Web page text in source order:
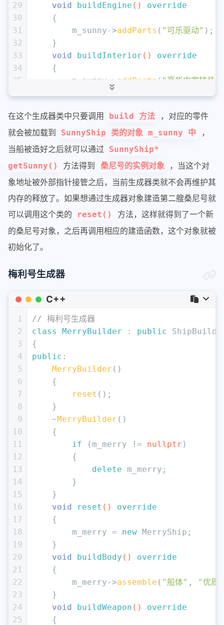
29
30
31
32
33
34
35
38
39
40
41
42
43
44
void
buildEngine ()
override
{
        m_sunny->
addParts ( "可乐驱动" );
    }
void
buildInterior ()
override
{
        m_sunny->
addParts ( "豪华内室精装"
{
        SunnyShip* ship = m_sunny;
        m_sunny =
nullptr
return ship;
    }
private:
    SunnyShip* m_sunny =
nullptr ;
在这个生成器类中只要调用 build 方法
，对应的零件
就会被加载到
SunnyShip 类的对象 m_sunny 中
，
当船被造好之后就可以通过
SunnyShip*
getSunny()
方法得到 桑尼号的实例对象
，当这个对
象地址被外部指针接管之后，当前生成器类就不会再维护其
内存的释放了。如果想通过生成器对象建造第二艘桑尼号就
可以调用这个类的
reset()
方法，这样就得到了一个新
的桑尼号对象，之后再调用相应的建造函数，这个对象就被
初始化了。
梅利号生成器
C++
1
2
3
4
5
6
7
8
9
10
11
12
13
14
15
16
17
18
19
20
21
22
23
24
25
// 梅利号生成器
class
MerryBuilder : public
{
public :
MerryBuilder ()
    {
reset ();
    }
    ~
MerryBuilder ()
    {
if (m_merry != nullptr )
        {
delete m_merry;
        }
    }
void
reset ()
override
{
        m_merry =
new MerryShip;
    }
void
buildBody ()
override
{
        m_merry->
assemble ( "船体" ,
"优质
    }
void
buildWeapon ()
override
{